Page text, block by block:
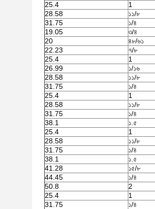
25.4
1
28.58
১১/৮
31.75
১/৪
19.05
৩/৪
20
৪৮/৬১
22.23
৭/৮
25.4
1
26.99
১/১৬
28.58
১১/৮
31.75
১/৪
25.4
1
28.58
১১/৮
31.75
১/৪
38.1
১.৫
25.4
1
28.58
১১/৮
31.75
১/৪
38.1
১.৫
41.28
১৫/৮
44.45
১/৪
50.8
2
25.4
1
31.75
১/৪